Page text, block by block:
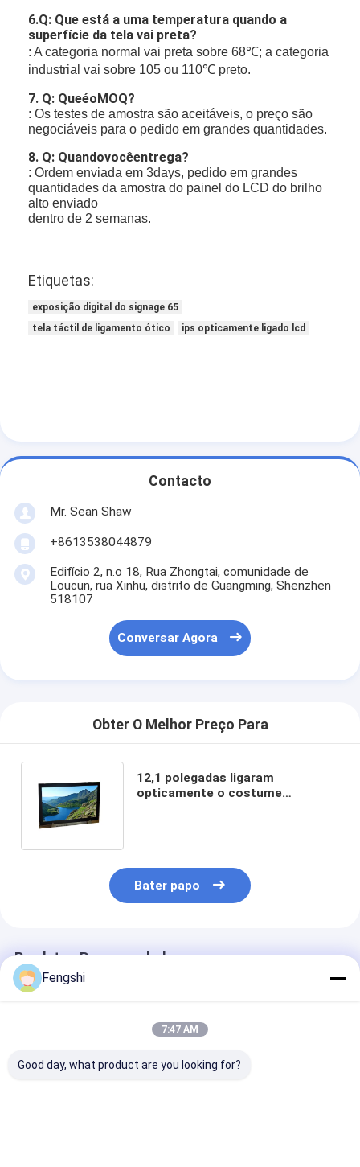
6.Q: Que está a uma temperatura quando a
superfície da tela vai preta?
: A categoria normal vai preta sobre 68℃; a categoria
industrial vai sobre 105 ou 110℃ preto.
7. Q: QueéoMOQ?
: Os testes de amostra são aceitáveis, o preço são
negociáveis para o pedido em grandes quantidades.
8. Q: Quandovocêentrega?
: Ordem enviada em 3days, pedido em grandes
quantidades da amostra do painel do LCD do brilho
alto enviado
dentro de 2 semanas.
Etiquetas:
exposição digital do signage 65
tela táctil de ligamento ótico
ips opticamente ligado lcd
Contacto
Mr. Sean Shaw
+8613538044879
Edifício 2, n.o 18, Rua Zhongtai, comunidade de
Loucun, rua Xinhu, distrito de Guangming, Shenzhen
518107
Conversar Agora
Obter O Melhor Preço Para
12,1 polegadas ligaram
opticamente o costume
Bater papo
Produtos Recomendados
Fengshi
7:47 AM
Good day, what product are you looking for?